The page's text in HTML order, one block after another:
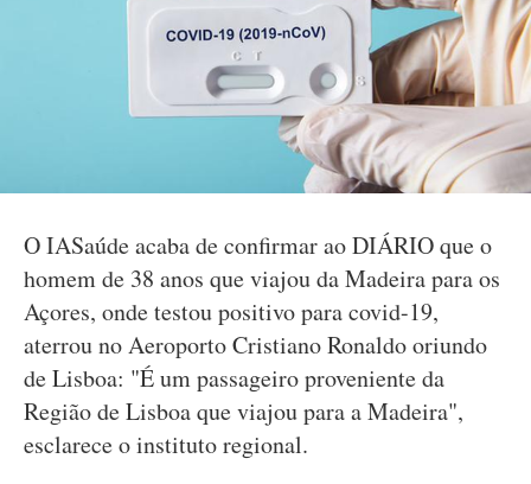
O IASaúde acaba de confirmar ao DIÁRIO que o
homem de 38 anos que viajou da Madeira para os
Açores, onde testou positivo para covid-19,
aterrou no Aeroporto Cristiano Ronaldo oriundo
de Lisboa: "É um passageiro proveniente da
Região de Lisboa que viajou para a Madeira",
esclarece o instituto regional.